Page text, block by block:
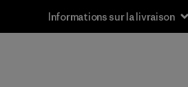
Informations sur la livraison